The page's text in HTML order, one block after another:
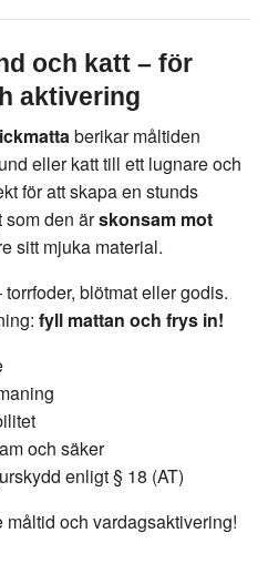
och katt – för
aktivering
berikar måltiden
eller katt till ett lugnare och
för att skapa en stunds
som den ärskonsam mot
sitt mjuka material.
blötmat eller godis.
fyll mattan och frys in!
och säker
enligt § 18 (AT)
och vardagsaktivering!